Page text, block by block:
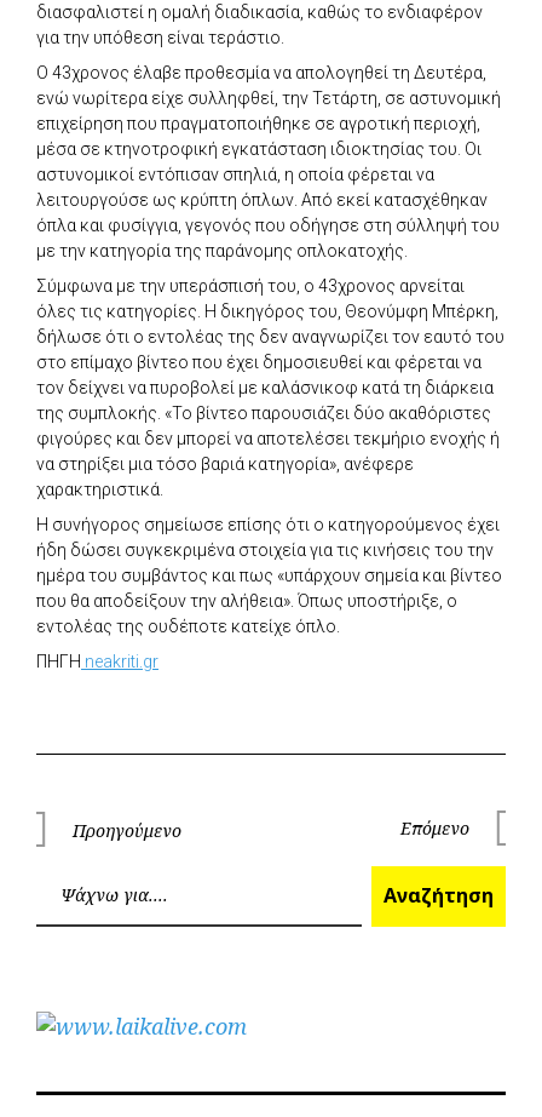
διασφαλιστεί η ομαλή διαδικασία, καθώς το ενδιαφέρον
για την υπόθεση είναι τεράστιο.
Ο 43χρονος έλαβε προθεσμία να απολογηθεί τη Δευτέρα,
ενώ νωρίτερα είχε συλληφθεί, την Τετάρτη, σε αστυνομική
επιχείρηση που πραγματοποιήθηκε σε αγροτική περιοχή,
μέσα σε κτηνοτροφική εγκατάσταση ιδιοκτησίας του. Οι
αστυνομικοί εντόπισαν σπηλιά, η οποία φέρεται να
λειτουργούσε ως κρύπτη όπλων. Από εκεί κατασχέθηκαν
όπλα και φυσίγγια, γεγονός που οδήγησε στη σύλληψή του
με την κατηγορία της παράνομης οπλοκατοχής.
Σύμφωνα με την υπεράσπισή του, ο 43χρονος αρνείται
όλες τις κατηγορίες. Η δικηγόρος του, Θεονύμφη Μπέρκη,
δήλωσε ότι ο εντολέας της δεν αναγνωρίζει τον εαυτό του
στο επίμαχο βίντεο που έχει δημοσιευθεί και φέρεται να
τον δείχνει να πυροβολεί με καλάσνικοφ κατά τη διάρκεια
της συμπλοκής. «Το βίντεο παρουσιάζει δύο ακαθόριστες
φιγούρες και δεν μπορεί να αποτελέσει τεκμήριο ενοχής ή
να στηρίξει μια τόσο βαριά κατηγορία», ανέφερε
χαρακτηριστικά.
Η συνήγορος σημείωσε επίσης ότι ο κατηγορούμενος έχει
ήδη δώσει συγκεκριμένα στοιχεία για τις κινήσεις του την
ημέρα του συμβάντος και πως «υπάρχουν σημεία και βίντεο
που θα αποδείξουν την αλήθεια». Όπως υποστήριξε, ο
εντολέας της ουδέποτε κατείχε όπλο.
ΠΗΓΗ neakriti.gr
Πλοήγηση
άρθρων
Προηγούμενο Επόμενο
Αναζήτηση